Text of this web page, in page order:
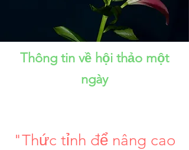
Thông tin về hội thảo một
ngày
"Thức tỉnh để nâng cao